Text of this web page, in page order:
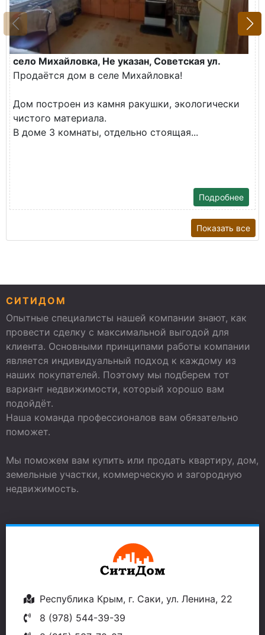
село Михайловка, Не указан, Советская ул.
Продаётся дом в селе Михайловка!
Дом построен из камня ракушки, экологически
чистого материала.
В доме 3 комнаты, отдельно стоящая...
Подробнее
Показать все
СИТИДОМ
Опытные специалисты нашей компании знают, как
провести сделку с максимальной выгодой для
клиента. Основными принципами работы компании
является индивидуальный подход к каждому из
наших покупателей. Поэтому мы подберем тот
вариант недвижимости, который хорошо вам
подойдёт.
Наша команда профессионалов вам обязательно
поможет.
Мы поможем вам купить или продать квартиру, дом,
земельные участки, коммерческую и загородную
недвижимость.
Республика Крым, г. Саки, ул. Ленина, 22
8 (978) 544-39-39